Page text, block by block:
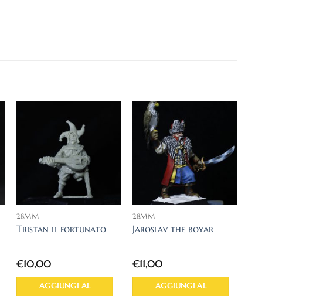
28MM
Tristan il fortunato
€10,00
AGGIUNGI AL
28MM
Jaroslav the boyar
€11,00
AGGIUNGI AL